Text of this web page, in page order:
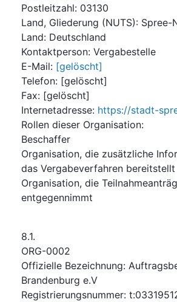
Postleitzahl: 03130
Land, Gliederung (NUTS): Spree-
Land: Deutschland
Kontaktperson: Vergabestelle
E-Mail: [gelöscht]
Telefon: [gelöscht]
Fax: [gelöscht]
Internetadresse: https://stadt-
Rollen dieser Organisation:
Beschaffer
Organisation, die zusätzliche
das Vergabeverfahren bereitstellt
Organisation, die
entgegennimmt
8.1.
ORG-0002
Offizielle Bezeichnung:
Brandenburg e.V
Registrierungsnummer: